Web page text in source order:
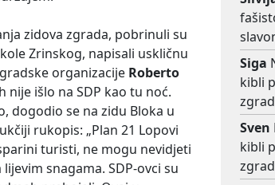
zidova zgrada, pobrinuli su
Zrinskog, napisali uskličnu
organizacije Roberto
nije išlo na SDP kao tu noć.
dogodio se na zidu Bloka u
rukopis: „Plan 21 Lopovi
turisti, ne mogu nevidjeti
snagama. SDP-ovci su
Siga
kibli
Sven
kibli